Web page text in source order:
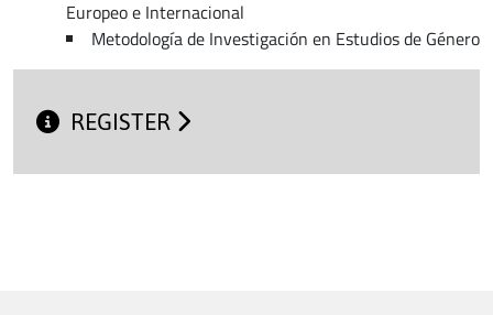
Europeo e Internacional
Metodología de Investigación en Estudios de Género
REGISTER